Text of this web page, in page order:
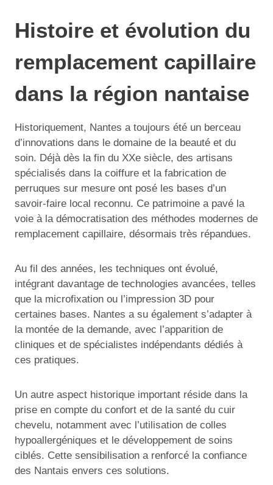
Histoire et évolution du
remplacement capillaire
dans la région nantaise
Historiquement, Nantes a toujours été un berceau
d’innovations dans le domaine de la beauté et du
soin. Déjà dès la fin du XXe siècle, des artisans
spécialisés dans la coiffure et la fabrication de
perruques sur mesure ont posé les bases d’un
savoir-faire local reconnu. Ce patrimoine a pavé la
voie à la démocratisation des méthodes modernes de
remplacement capillaire, désormais très répandues.
Au fil des années, les techniques ont évolué,
intégrant davantage de technologies avancées, telles
que la microfixation ou l’impression 3D pour
certaines bases. Nantes a su également s’adapter à
la montée de la demande, avec l’apparition de
cliniques et de spécialistes indépendants dédiés à
ces pratiques.
Un autre aspect historique important réside dans la
prise en compte du confort et de la santé du cuir
chevelu, notamment avec l’utilisation de colles
hypoallergéniques et le développement de soins
ciblés. Cette sensibilisation a renforcé la confiance
des Nantais envers ces solutions.